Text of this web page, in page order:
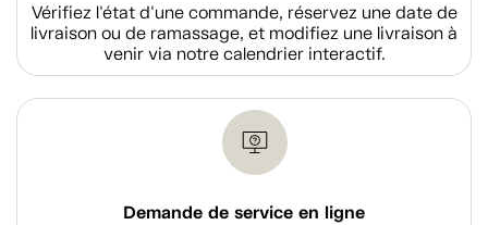
Vérifiez l'état d'une commande, réservez une date de
livraison ou de ramassage, et modifiez une livraison à
venir via notre calendrier interactif.
Demande de service en ligne